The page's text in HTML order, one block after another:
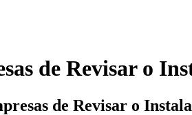
de Revisar o
de Revisar o